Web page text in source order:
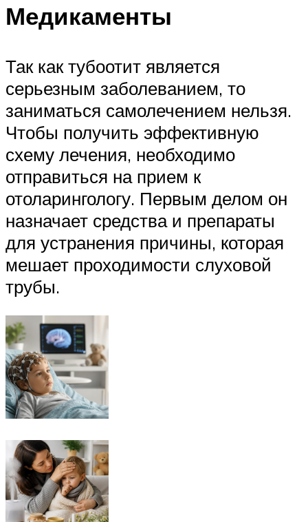
Медикаменты
Так как тубоотит является
серьезным заболеванием, то
заниматься самолечением нельзя.
Чтобы получить эффективную
схему лечения, необходимо
отправиться на прием к
отоларингологу. Первым делом он
назначает средства и препараты
для устранения причины, которая
мешает проходимости слуховой
трубы.